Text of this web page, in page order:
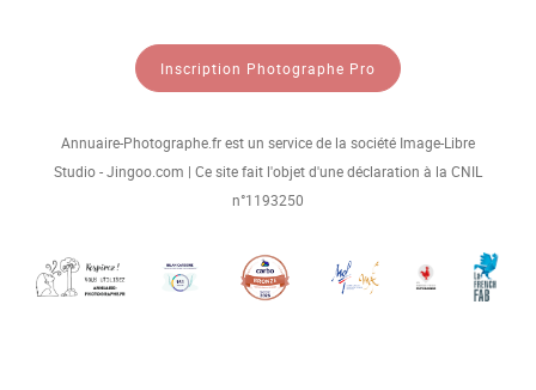
Inscription Photographe Pro
Annuaire-Photographe.fr est un service de la société Image-Libre
Studio - Jingoo.com | Ce site fait l'objet d'une déclaration à la CNIL
n°1193250